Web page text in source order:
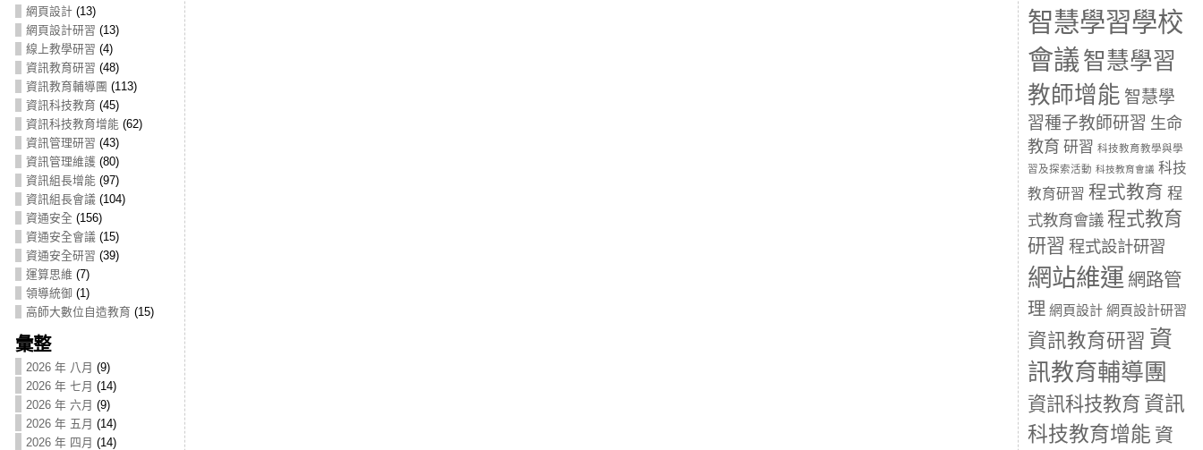
網頁設計(13)
網頁設計研習 (13)
線上教學研習 (4)
資訊教育研習 (48)
資訊教育輔導團 (113)
資訊科技教育 (45)
資訊科技教育增能(62)
資訊管理研習 (43)
資訊管理維護(80)
資訊組長增能(97)
資訊組長會議 (104)
資通安全 (156)
資通安全會議 (15)
資通安全研習 (39)
運算思維 (7)
領導統御 (1)
高師大數位自造教育 (15)
彙整
2026 年 八月 (9)
2026 年 七月 (14)
2026 年 六月 (9)
2026 年 五月 (14)
2026 年 四月 (14)
智慧學習學校
會議 智慧學習
教師增能 智慧學
習種子教師研習 生命
教育 研習 科技教育教學與學
習及探索活動 科技教育會議 科技
教育研習 程式教育 程
式教育會議 程式教育
研習 程式設計研習
網站維運 網路管
理 網頁設計 網頁設計研習
資訊教育研習 資
訊教育輔導團
資訊科技教育 資訊
科技教育增能 資